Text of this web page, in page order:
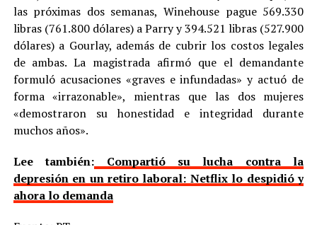
las próximas dos semanas, Winehouse pague 569.330
libras (761.800 dólares) a Parry y 394.521 libras (527.900
dólares) a Gourlay, además de cubrir los costos legales
de ambas. La magistrada afirmó que el demandante
formuló acusaciones «graves e infundadas» y actuó de
forma «irrazonable», mientras que las dos mujeres
«demostraron su honestidad e integridad durante
muchos años».
Lee también: Compartió su lucha contra la
depresión en un retiro laboral: Netflix lo despidió y
ahora lo demanda